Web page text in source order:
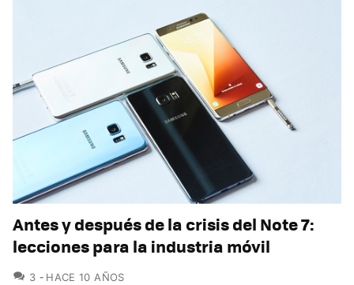
Antes y después de la crisis del Note 7:
lecciones para la industria móvil
3 COMENTARIOS
HACE 10 AÑOS